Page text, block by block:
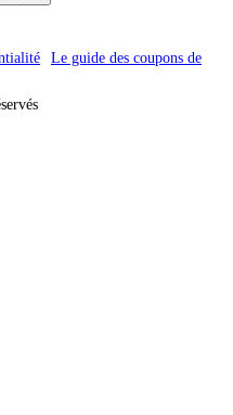
Le guide des coupons de